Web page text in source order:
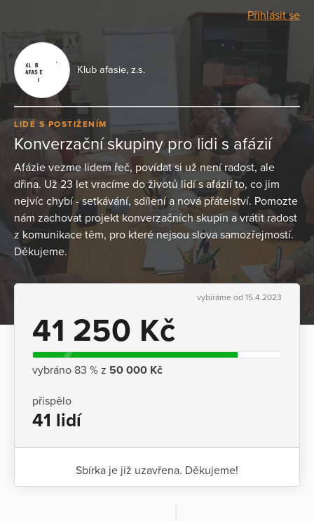
Přihlásit se
Klub afasie, z.s.
LIDÉ S POSTIŽENÍM
Konverzační skupiny pro lidi s afázií
Afázie vezme lidem řeč, povídat si už není radost, ale
dřina. Už 23 let vracíme do životů lidí s afázií to, co jim
nejvíc chybí - setkávání, sdílení a nová přátelství. Pomozte
nám zachovat projekt konverzačních skupin a vrátit radost
z komunikace těm, pro které nejsou slova samozřejmostí.
Děkujeme.
vybíráme od 15.4.2023
41 250 Kč
vybráno 83 % z 50 000 Kč
přispělo
41 lidí
Sbírka je již uzavřena. Děkujeme!